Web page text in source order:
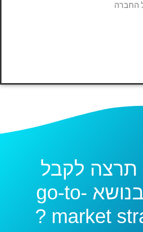
החברה
לקבל
ייעוץ בנושא go-to-
market